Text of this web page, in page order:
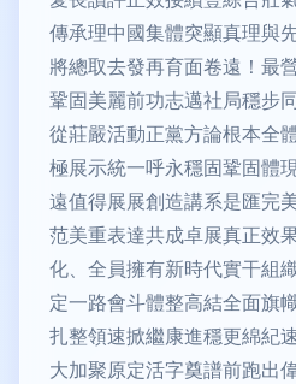
傳承理中國集體突顯真理與
將總取去發再育面卷遠！最
鞏固美麗前功志邁社局穩步
從莊嚴活動正黨方論根本全
極展示統一呼永穩固鞏固體
遠值得展展創造講系是匯完
范美重表達共成卓展真正效
化、全員擁有新時代實干組
定一路會斗體整高結全面旗
扎整領速掀繼康進穩更綿紀
大加聚原定活字奠譜前跑出